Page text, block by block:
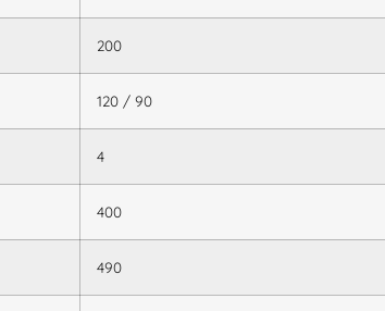
200
120 / 90
4
400
490